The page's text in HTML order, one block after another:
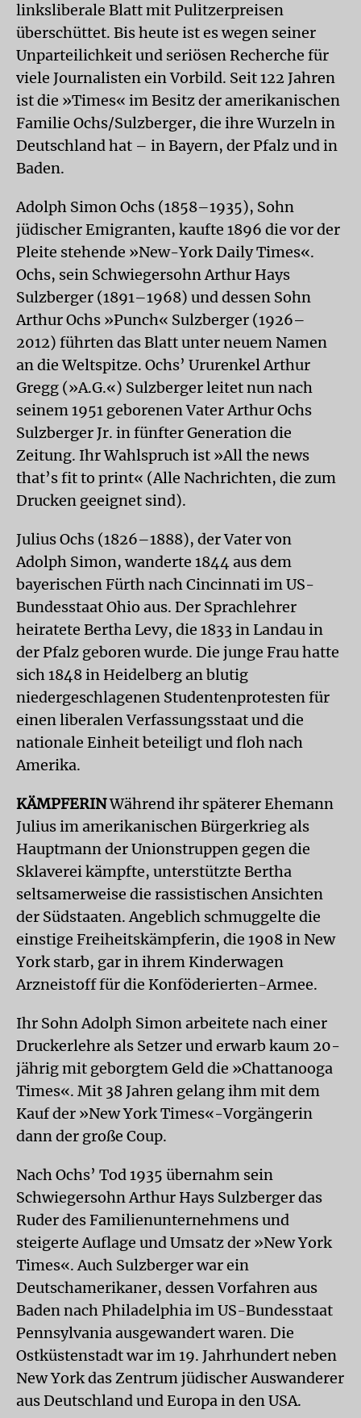
linksliberale Blatt mit Pulitzerpreisen
überschüttet. Bis heute ist es wegen seiner
Unparteilichkeit und seriösen Recherche für
viele Journalisten ein Vorbild. Seit 122 Jahren
ist die »Times« im Besitz der amerikanischen
Familie Ochs/Sulzberger, die ihre Wurzeln in
Deutschland hat – in Bayern, der Pfalz und in
Baden.
Adolph Simon Ochs (1858–1935), Sohn
jüdischer Emigranten, kaufte 1896 die vor der
Pleite stehende »New-York Daily Times«.
Ochs, sein Schwiegersohn Arthur Hays
Sulzberger (1891–1968) und dessen Sohn
Arthur Ochs »Punch« Sulzberger (1926–
2012) führten das Blatt unter neuem Namen
an die Weltspitze. Ochs’ Ururenkel Arthur
Gregg (»A.G.«) Sulzberger leitet nun nach
seinem 1951 geborenen Vater Arthur Ochs
Sulzberger Jr. in fünfter Generation die
Zeitung. Ihr Wahlspruch ist »All the news
that’s fit to print« (Alle Nachrichten, die zum
Drucken geeignet sind).
Julius Ochs (1826–1888), der Vater von
Adolph Simon, wanderte 1844 aus dem
bayerischen Fürth nach Cincinnati im US-
Bundesstaat Ohio aus. Der Sprachlehrer
heiratete Bertha Levy, die 1833 in Landau in
der Pfalz geboren wurde. Die junge Frau hatte
sich 1848 in Heidelberg an blutig
niedergeschlagenen Studentenprotesten für
einen liberalen Verfassungsstaat und die
nationale Einheit beteiligt und floh nach
Amerika.
KÄMPFERINWährend ihr späterer Ehemann
Julius im amerikanischen Bürgerkrieg als
Hauptmann der Unionstruppen gegen die
Sklaverei kämpfte, unterstützte Bertha
seltsamerweise die rassistischen Ansichten
der Südstaaten. Angeblich schmuggelte die
einstige Freiheitskämpferin, die 1908 in New
York starb, gar in ihrem Kinderwagen
Arzneistoff für die Konföderierten-Armee.
Ihr Sohn Adolph Simon arbeitete nach einer
Druckerlehre als Setzer und erwarb kaum 20-
jährig mit geborgtem Geld die »Chattanooga
Times«. Mit 38 Jahren gelang ihm mit dem
Kauf der »New York Times«-Vorgängerin
dann der große Coup.
Nach Ochs’ Tod 1935 übernahm sein
Schwiegersohn Arthur Hays Sulzberger das
Ruder des Familienunternehmens und
steigerte Auflage und Umsatz der »New York
Times«. Auch Sulzberger war ein
Deutschamerikaner, dessen Vorfahren aus
Baden nach Philadelphia im US-Bundesstaat
Pennsylvania ausgewandert waren. Die
Ostküstenstadt war im 19. Jahrhundert neben
New York das Zentrum jüdischer Auswanderer
aus Deutschland und Europa in den USA.